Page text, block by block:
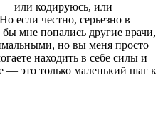
— или кодируюсь, или
если честно, серьезно в
мне попались другие врачи,
но вы меня просто
находить в себе силы и
— это только маленький шаг к